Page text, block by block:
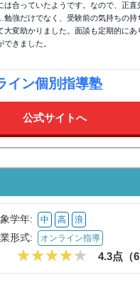
は合っていたようです。なので、正直
強だけでなく、受験前の気持ちの持
大変助かりました。面談も定期的にあ
きました。
イン個別指導塾
公式サイトへ
学年: 中 高 浪
形式: オンライン指導
4.3点（